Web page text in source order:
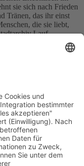
sie sich nach Frieden
Tränen, das ihr einst
die sie liebt,
Lauf
lebt mit ihrer
Sie arbeitete viele
sich bereits seit
dieser
von Blut und Tränen –